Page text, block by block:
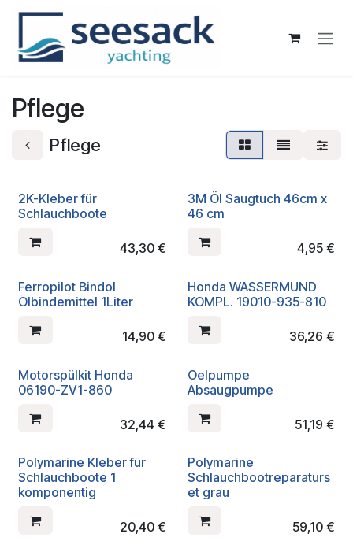
Zum Inhalt springen
Pflege
Pflege
2K-Kleber für
Schlauchboote
43,30€
3M Öl Saugtuch 46cm x
46 cm
4,95 €
Ferropilot Bindol
Ölbindemittel 1Liter
14,90€
Honda WASSERMUND
KOMPL. 19010-935-810
36,26 €
Motorspülkit Honda
06190-ZV1-860
32,44 €
Oelpumpe
Absaugpumpe
51,19 €
Polymarine Kleber für
Schlauchboote 1
komponentig
20,40€
Polymarine
Schlauchbootreparaturs
et grau
59,10 €